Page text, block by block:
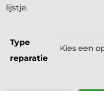
lijstje.
Type
reparatie